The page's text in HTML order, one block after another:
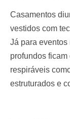
Casamentos
vestidos com
Já para
profundos
respiráveis
estruturados e